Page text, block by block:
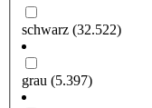
schwarz (32.522)
grau (5.397)